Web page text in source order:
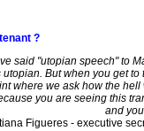
?
said "utopian speech" to
utopian. But when you get
where we ask how the
you are seeing this
and
Figueres - executive